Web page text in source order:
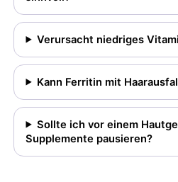
Verursacht niedriges
Kann Ferritin mit
Sollte ich vor einem
Supplemente pausieren?